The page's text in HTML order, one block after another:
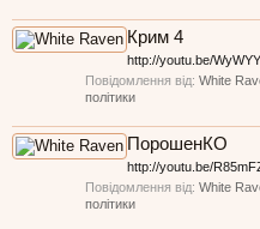
Крим 4
http://youtu.be/
Повідомлення від: White
політики
ПорошенКО
http://youtu.be/
Повідомлення від: White
політики